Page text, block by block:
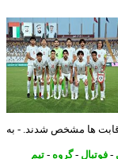
ها مشخص شدند. - به
-گروه- تیم